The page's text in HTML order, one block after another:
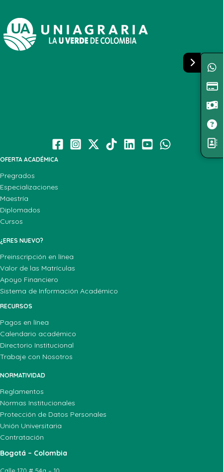
OFERTA ACADÉMICA
Pregrados
Especializaciones
Maestría
Diplomados
Cursos
¿ERES NUEVO?
Preinscripción en línea
Valor de las Matrículas
Apoyo Financiero
Sistema de Información Académico
RECURSOS
Pagos en línea
Calendario académico
Directorio Institucional
Trabaje con Nosotros
NORMATIVIDAD
Reglamentos
Normas Institucionales
Protección de Datos Personales
Unión Universitaria
Contratación
Bogotá – Colombia